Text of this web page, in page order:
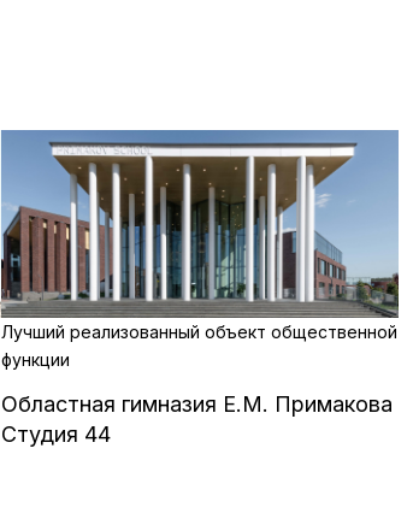
Лучший реализованный объект общественной
функции
Областная гимназия Е.М. Примакова
Студия 44